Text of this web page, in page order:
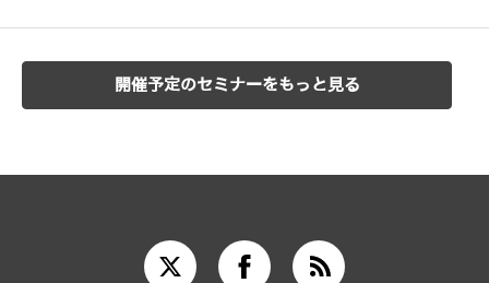
開催予定のセミナーをもっと見る